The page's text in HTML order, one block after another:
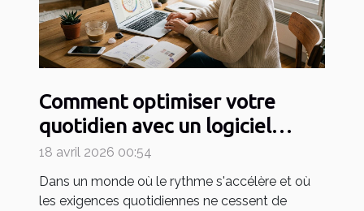
Comment optimiser votre
quotidien avec un logiciel
d'astrologie en ligne ?
18 avril 2026 00:54
Dans un monde où le rythme s'accélère et où
les exigences quotidiennes ne cessent de